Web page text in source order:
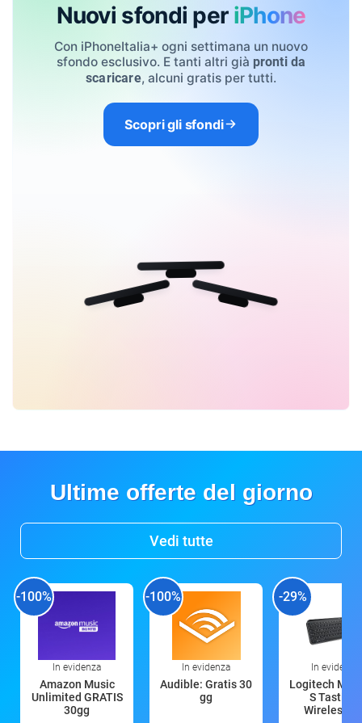
Nuovi sfondi per iPhone
Con iPhoneItalia+ ogni settimana un nuovo
sfondo esclusivo. E tanti altri già pronti da
scaricare, alcuni gratis per tutti.
Scopri gli sfondi
Ultime offerte del giorno
Vedi tutte
-100%
In evidenza
Amazon Music
Unlimited GRATIS
30gg
-100%
In evidenza
Audible: Gratis 30
gg
-29%
In evidenza
Logitech MX
S Tastiera
Wireless